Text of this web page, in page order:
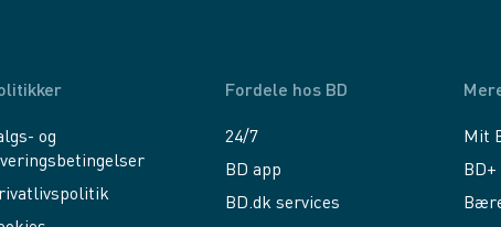
og
Fordele hos BD
24/7
BD app
BD.dk services
Mit
BD+